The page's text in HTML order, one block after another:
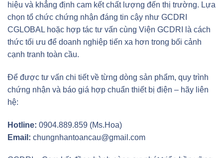
hiệu và khẳng định cam kết chất lượng đến thị trường. Lựa
chọn tổ chức chứng nhận đáng tin cậy như GCDRI
CGLOBAL hoặc hợp tác tư vấn cùng Viện GCDRI là cách
thức tối ưu để doanh nghiệp tiến xa hơn trong bối cảnh
cạnh tranh toàn cầu.
Để được tư vấn chi tiết về từng dòng sản phẩm, quy trình
chứng nhận và báo giá hợp chuẩn thiết bị điện – hãy liên
hệ:
Hotline: 0904.889.859 (Ms.Hoa)
Email: chungnhantoancau@gmail.com